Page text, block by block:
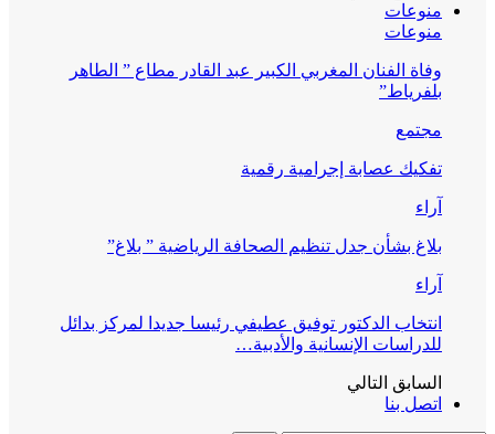
منوعات
منوعات
وفاة الفنان المغربي الكبير عبد القادر مطاع ” الطاهر
بلفرياط”
مجتمع
تفكيك عصابة إجرامية رقمية
آراء
بلاغ بشأن جدل تنظيم الصحافة الرياضية ” بلاغ”
آراء
انتخاب الدكتور توفيق عطيفي رئيسا جديدا لمركز بدائل
للدراسات الإنسانية والأدبية…
السابق التالي
اتصل بنا